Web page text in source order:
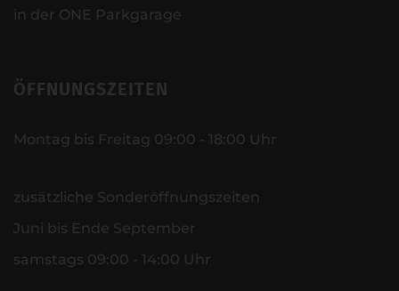
in der ONE Parkgarage
ÖFFNUNGSZEITEN
Montag bis Freitag 09:00 - 18:00 Uhr
zusätzliche Sonderöffnungszeiten
Juni bis Ende September
samstags 09:00 - 14:00 Uhr